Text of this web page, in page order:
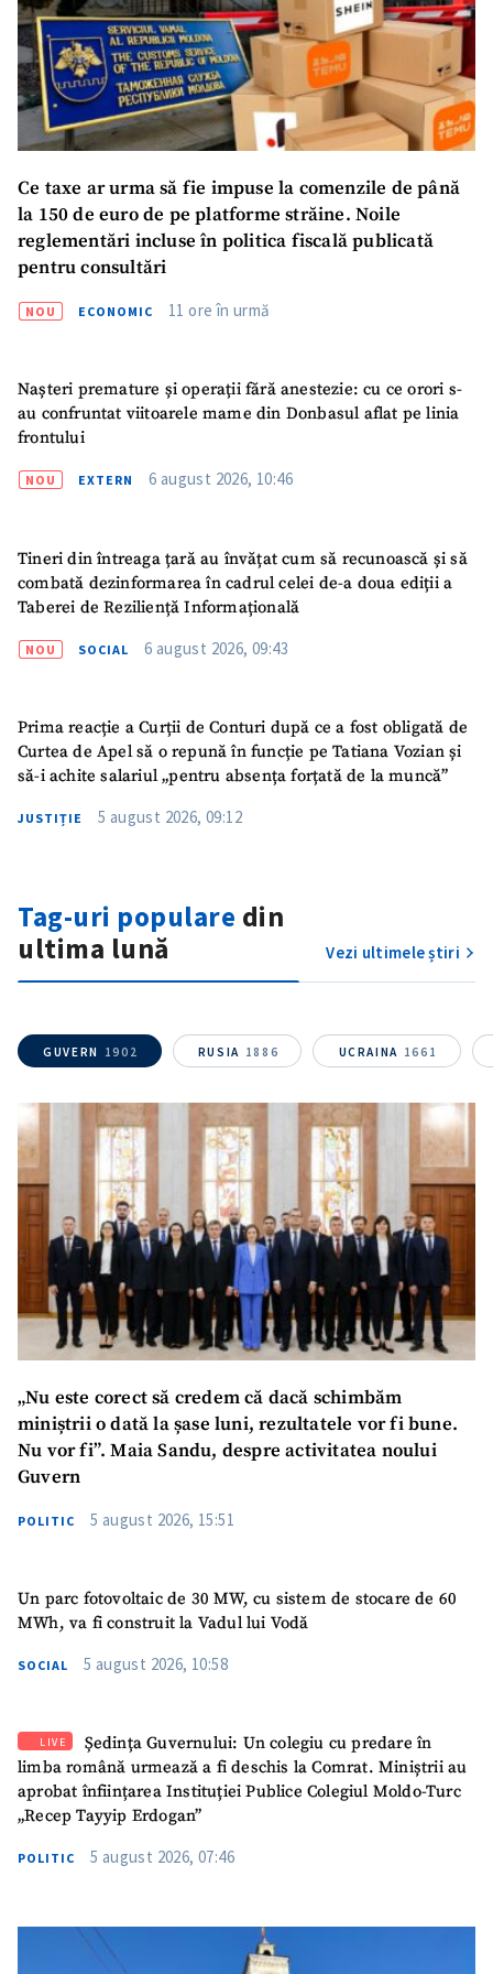
SUSȚINE
Ce taxe ar urma să fie impuse la comenzile de până
la 150 de euro de pe platforme străine. Noile
reglementări incluse în politica fiscală publicată
pentru consultări
NOU ECONOMIC 11 ore în urmă
Nașteri premature și operații fără anestezie: cu ce orori s-
au confruntat viitoarele mame din Donbasul aflat pe linia
frontului
NOU EXTERN 6 august 2026, 10:46
Tineri din întreaga țară au învățat cum să recunoască și să
combată dezinformarea în cadrul celei de-a doua ediții a
Taberei de Reziliență Informațională
NOU SOCIAL 6 august 2026, 09:43
Prima reacție a Curții de Conturi după ce a fost obligată de
Curtea de Apel să o repună în funcție pe Tatiana Vozian și
să-i achite salariul „pentru absența forțată de la muncă”
JUSTIȚIE 5 august 2026, 09:12
Tag-uri populare din
ultima lună
Vezi ultimele știri
GUVERN 1902 RUSIA 1886 UCRAINA 1661
„Nu este corect să credem că dacă schimbăm
miniștrii o dată la șase luni, rezultatele vor fi bune.
Nu vor fi”. Maia Sandu, despre activitatea noului
Guvern
POLITIC 5 august 2026, 15:51
Un parc fotovoltaic de 30 MW, cu sistem de stocare de 60
MWh, va fi construit la Vadul lui Vodă
SOCIAL 5 august 2026, 10:58
LIVE
Ședința Guvernului: Un colegiu cu predare în
limba română urmează a fi deschis la Comrat. Miniștrii au
aprobat înființarea Instituției Publice Colegiul Moldo-Turc
„Recep Tayyip Erdogan”
POLITIC 5 august 2026, 07:46
Sursă anonimă
Nume+ Numele meu
Email+ Emailul meu
Telefon
+ Telefon personal
Am citit și sunt de
acord cu